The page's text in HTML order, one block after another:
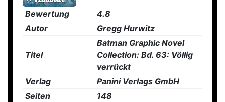
Bewertung
4.8
Autor
Gregg Hurwitz
Titel
Batman Graphic Novel
Collection: Bd. 63: Völlig
verrückt
Verlag
Panini Verlags GmbH
Seiten
148